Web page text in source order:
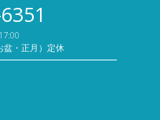
盆・正月）定休